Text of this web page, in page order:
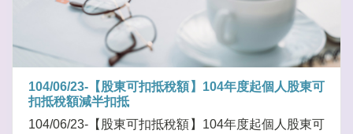
104/06/23-【股東可扣抵稅額】104年度起個人股東可
扣抵稅額減半扣抵
104/06/23-【股東可扣抵稅額】104年度起個人股東可